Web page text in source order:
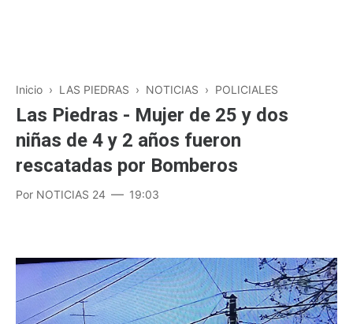
Inicio › LAS PIEDRAS › NOTICIAS › POLICIALES
Las Piedras - Mujer de 25 y dos
niñas de 4 y 2 años fueron
rescatadas por Bomberos
Por NOTICIAS 24 19:03